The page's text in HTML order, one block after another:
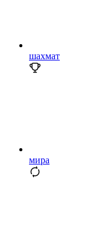
шахмат
мира